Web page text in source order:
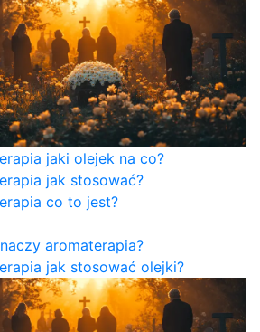
jaki olejek na co?
jak stosować?
co to jest?
aromaterapia?
jak stosować olejki?